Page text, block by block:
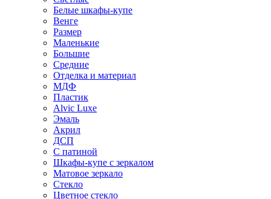
Белые шкафы-купе
Венге
Размер
Маленькие
Большие
Средние
Отделка и материал
МДФ
Пластик
Alvic Luxe
Эмаль
Акрил
ДСП
С патиной
Шкафы-купе с зеркалом
Матовое зеркало
Стекло
Цветное стекло